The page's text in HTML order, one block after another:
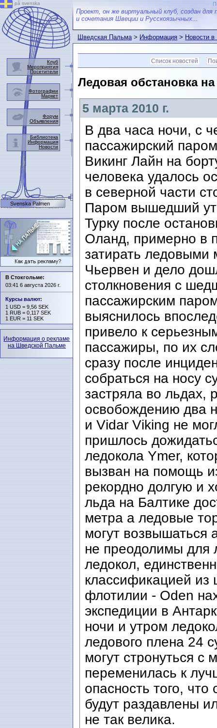
Проект, он же виртуальный клуб, создан для
и сочетания Швеции и Русскоязычных...
Шведская Пальма>Информация>Новости
Список новостей
Ледовая обстановка
5 марта 2010 г.
В два часа ночи, с
пассажирский
Викинг Лайн на
человека удалось
в северной части
Паром вышедший
Турку после
Оланд, примерно в
затирать ледовыми
Чьервен и дело
столкновения с
пассажирским
выяснилось
привело к
пассажиры, по их
сразу после
собраться на носу
застряла во льдах,
освобождению два
и Vidar Viking не
пришлось
ледокола Ymer,
вызван на помощь
рекордно долгую и
льда на Балтике
метра а ледовые
могут
не преодолимы
ледокол,
классификацией из
флотилии - Oden
экспедиции в
ночи и утром
ледового плена 24
могут стронуться с
переменилась к
опасность того,
будут раздавлены
не так велика.
på svenska
Клуб
Мероприятия
Посетители
Фотографии
Маркет
Форум
Объявления
Библиотека
Информация
Новости
Svenska Palmen
В Стокгольме:
03:41 6 августа 2026 г.
Курсы валют:
1 USD = 9,56 SEK
1 RUB = 0,117 SEK
1 EUR = 11 SEK
Информация о рекламе
на Шведской Пальме